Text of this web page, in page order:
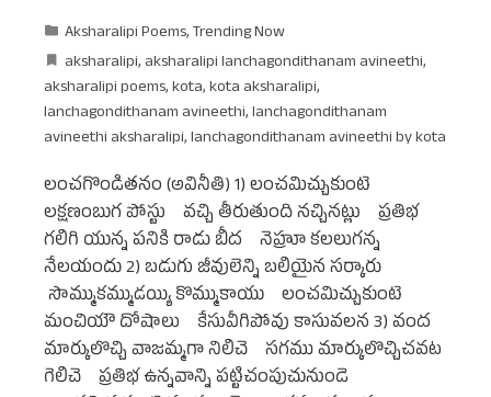
Aksharalipi Poems,Trending Now
aksharalipi, aksharalipi lanchagondithanam avineethi,
aksharalipi poems,kota,kota aksharalipi,
lanchagondithanam avineethi,lanchagondithanam
avineethi aksharalipi,lanchagondithanam avineethi by kota
లంచగొండితనం (అవినీతి) 1) లంచమిచ్చుకుంటె
లక్షణంబుగ పోస్టు వచ్చి తీరుతుంది నచ్చినట్లు ప్రతిభ
గలిగి యున్న పనికి రాడు బీద నెహ్రూ కలలుగన్న
నేలయందు 2) బడుగు జీవులెన్ని బలియైన సర్కారు
సొమ్ముకమ్ముడయ్యి కొమ్ముకాయు లంచమిచ్చుకుంటె
మంచియౌ దోషాలు కేసువీగిపోవు కాసువలన 3) వంద
మార్కులొచ్చి వాజమ్మగా నిలిచె సగము మార్కులొచ్చిచవట
గెలిచె ప్రతిభ ఉన్నవాన్ని పట్టిచంపుచునుండె